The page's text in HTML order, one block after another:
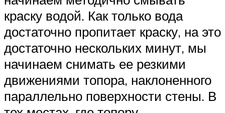
краску водой. Как только вода
достаточно пропитает краску, на это
достаточно нескольких минут, мы
начинаем снимать ее резкими
движениями топора, наклоненного
параллельно поверхности стены. В